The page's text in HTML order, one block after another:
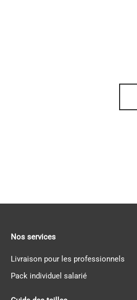
Nos services
Livraison pour les professionnels
Pack individuel salarié